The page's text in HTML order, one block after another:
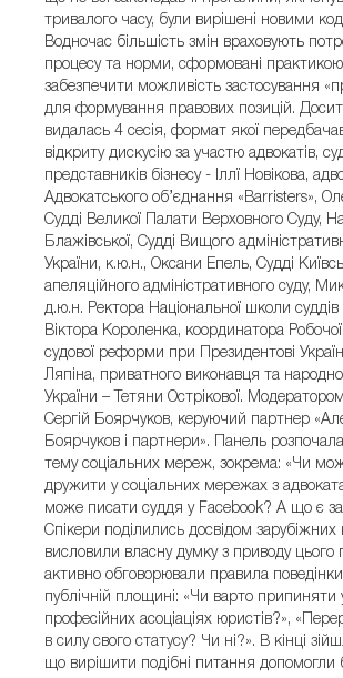
тривалого часу, були вирішені новими
Водночас більшість змін враховують
процесу та норми, сформовані
забезпечити можливість застосування
для формування правових позицій.
видалась 4 сесія, формат якої
відкриту дискусію за участю адвокатів,
представників бізнесу - Іллї Новікова,
Адвокатського об’єднання «Barristers»,
Судді Великої Палати Верховного Суду,
Блажівської, Судді Вищого
України, к.ю.н., Оксани Епель, Судді
апеляційного адміністративного суду,
д.ю.н. Ректора Національної школи суддів
Віктора Короленка, координатора
судової реформи при Президентові
Ляпіна, приватного виконавця та
України – Тетяни Острікової.
Сергій Боярчуков, керуючий партнер
Боярчуков і партнери». Панель
тему соціальних мереж, зокрема: «Чи
дружити у соціальних мережах з
може писати суддя у Facebook? А що є
Спікери поділились досвідом зарубіжних
висловили власну думку з приводу цього
активно обговорювали правила поведінки
публічній площині: «Чи варто припиняти
професійних асоціаціях юристів?»,
в силу свого статусу? Чи ні?». В кінці
що вирішити подібні питання допомогли